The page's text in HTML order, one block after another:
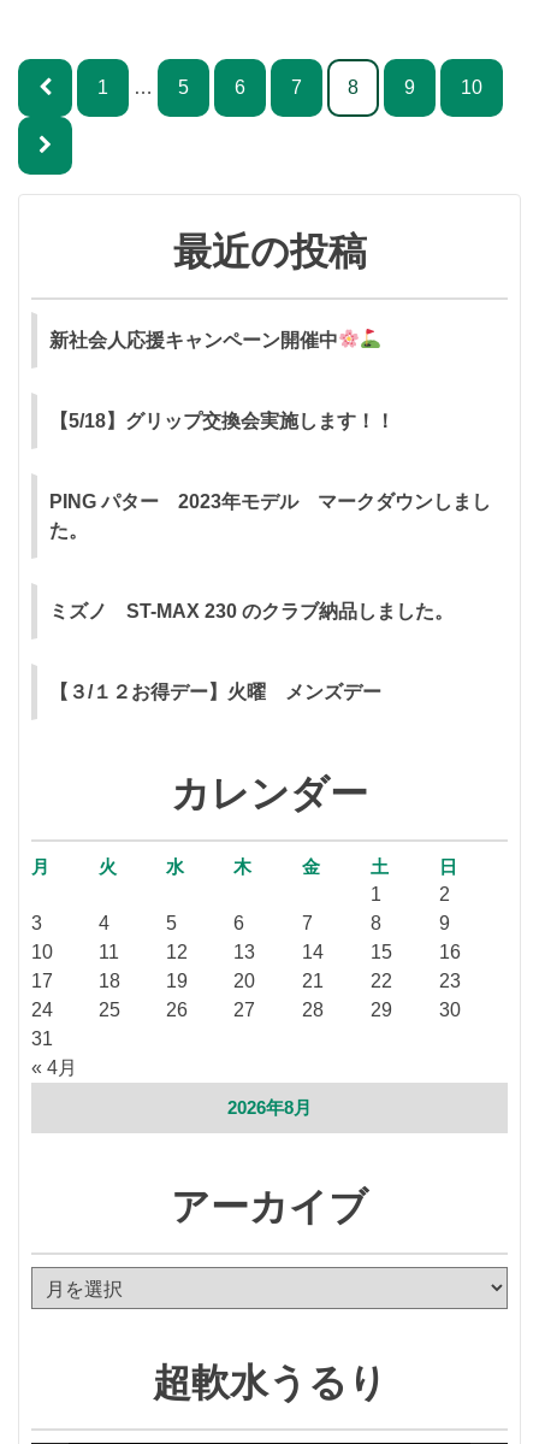
投
稿
ナ
ビ
ー
シ
ョ
1 … 5 6 7 8 9 10
最近の投稿
新社会人応援キャンペーン開催中
【5/18】グリップ交換会実施します！！
PING パター 2023年モデル マークダウンしまし
た。
ミズノ ST-MAX 230 のクラブ納品しました。
【３/１２お得デー】火曜 メンズデー
カレンダー
2026年8月
月 火 水 木 金 土 日
« 4月
1
2
3
4 5 6 7 8
9
10
11 12 13 14 15
16
17
18 19 20 21 22
23
24
25 26 27 28 29
30
31
アーカイブ
ー
超軟水うるり